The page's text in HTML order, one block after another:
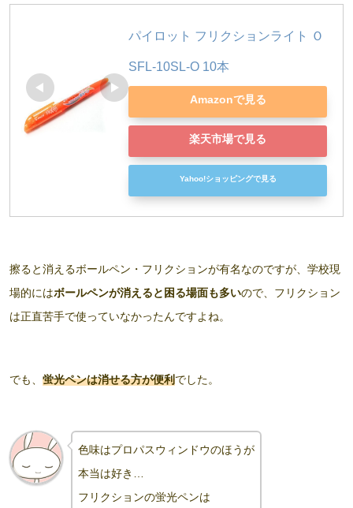
パイロット フリクションライト Ｏ
SFL-10SL-O 10本
Amazonで見る
楽天市場で見る
Yahoo!ショッピングで見る
擦ると消えるボールペン・フリクションが有名なのですが、学校現
場的にはボールペンが消えると困る場面も多いので、フリクション
は正直苦手で使っていなかったんですよね。
でも、 蛍光ペンは消せる方が便利でした。
色味はプロパスウィンドウのほうが
本当は好き…
フリクションの蛍光ペンは